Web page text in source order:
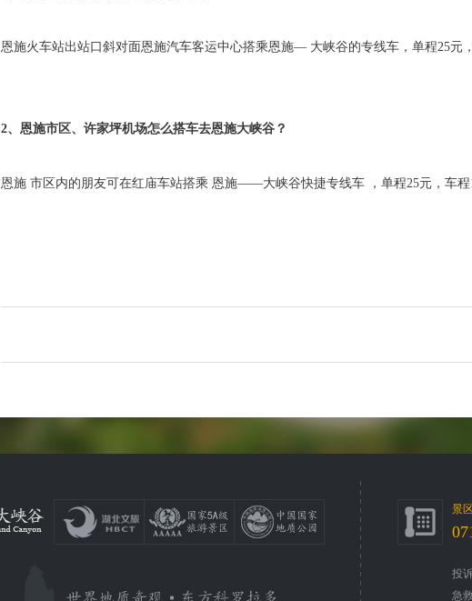
恩施火车站出站口斜对面恩施汽车客运中心搭乘恩施— 大峡谷的专线车，单程25元
2、恩施市区、许家坪机场怎么搭车去恩施大峡谷？
恩施 市区内的朋友可在红庙车站搭乘 恩施——大峡谷快捷专线车 ，单程25元
景
投
急